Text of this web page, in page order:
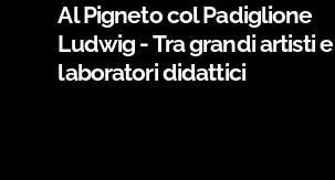
Al Pigneto col Padiglione
Ludwig - Tra grandi artisti e
laboratori didattici